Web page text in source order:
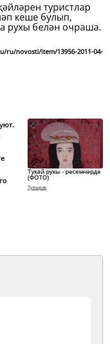
туристлар
кеше булып,
рухы белән очраша.
novosti/item/13956-2011-04-
Тукай рухы - рәсемнәрдә
(ФОТО)
Тулырак